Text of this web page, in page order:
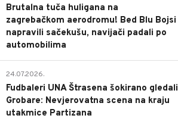
Brutalna tuča huligana na
zagrebačkom aerodromu! Bed Blu Bojsi
napravili sačekušu, navijači padali po
automobilima
24.07.2026.
Fudbaleri UNA Štrasena šokirano gledali
Grobare: Nevjerovatna scena na kraju
utakmice Partizana